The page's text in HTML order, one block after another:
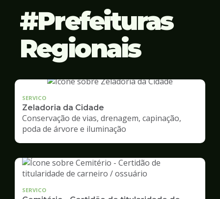
Prefeituras
Regionais
SERVICO
Zeladoria da Cidade
Conservação de vias, drenagem, capinação,
poda de árvore e iluminação
SERVICO